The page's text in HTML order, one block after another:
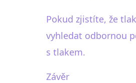
Pokud zjistíte, že
vyhledat odbornou
s tlakem.
Závěr